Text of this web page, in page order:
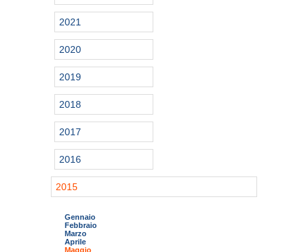
2021
2020
2019
2018
2017
2016
2015
Gennaio
Febbraio
Marzo
Aprile
Maggio